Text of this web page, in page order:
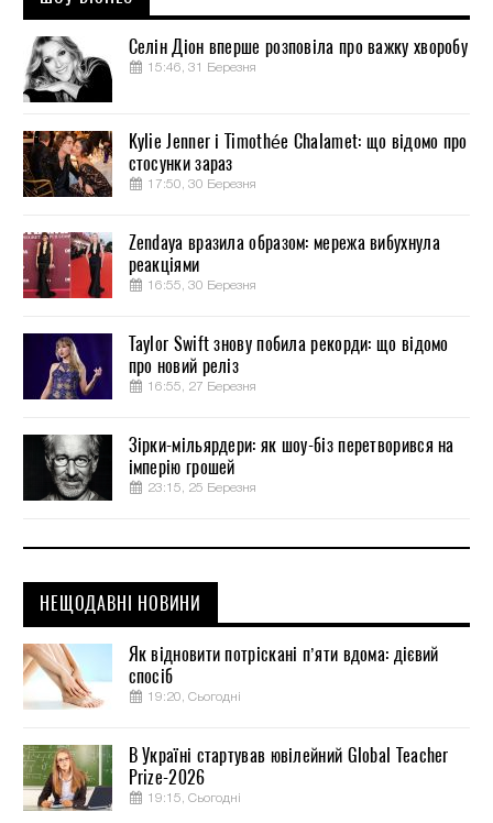
Селін Діон вперше розповіла про важку хворобу
15:46, 31 Березня
Kylie Jenner і Timothée Chalamet: що відомо про
стосунки зараз
17:50, 30 Березня
Zendaya вразила образом: мережа вибухнула
реакціями
16:55, 30 Березня
Taylor Swift знову побила рекорди: що відомо
про новий реліз
16:55, 27 Березня
Зірки-мільярдери: як шоу-біз перетворився на
імперію грошей
23:15, 25 Березня
НЕЩОДАВНІ НОВИНИ
Як відновити потріскані п’яти вдома: дієвий
спосіб
19:20, Сьогодні
В Україні стартував ювілейний Global Teacher
Prize-2026
19:15, Сьогодні